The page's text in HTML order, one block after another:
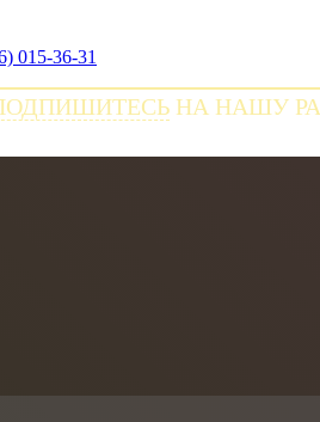
015-36-31
НА НАШУ